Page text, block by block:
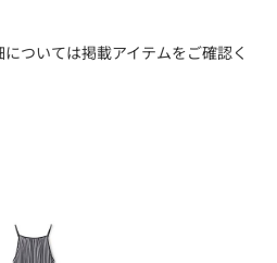
ついては掲載アイテムをご確認く